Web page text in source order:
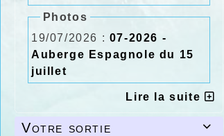
Photos
19/07/2026 : 07-2026 -
Auberge Espagnole du 15
juillet
Lire la suite

Votre sortie